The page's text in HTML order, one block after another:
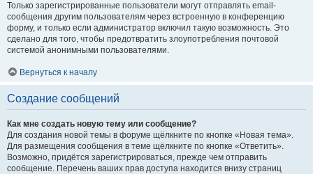
Только зарегистрированные пользователи могут отправлять email-
сообщения другим пользователям через встроенную в конференцию
форму, и только если администратор включил такую возможность. Это
сделано для того, чтобы предотвратить злоупотребления почтовой
системой анонимными пользователями.
Вернуться к началу
Создание сообщений
Как мне создать новую тему или сообщение?
Для создания новой темы в форуме щёлкните по кнопке «Новая тема».
Для размещения сообщения в теме щёлкните по кнопке «Ответить».
Возможно, придётся зарегистрироваться, прежде чем отправить
сообщение. Перечень ваших прав доступа находится внизу страниц